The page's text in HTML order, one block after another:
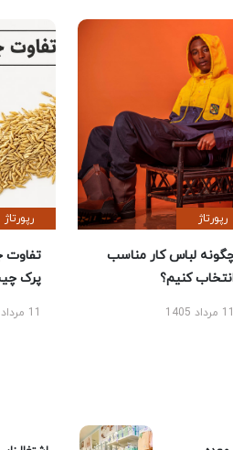
رپورتاژ
لباس کار مناسب
کنیم؟
11 مرداد 1405
رپورتاژ
تفاوت
پرک
11 مرداد 1405